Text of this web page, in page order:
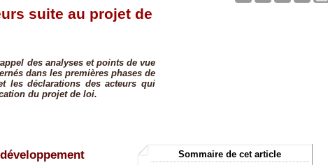
suite au projet de
des analyses et points de vue
dans les premières phases de
les déclarations des acteurs qui
du projet de loi.
Sommaire de cet article